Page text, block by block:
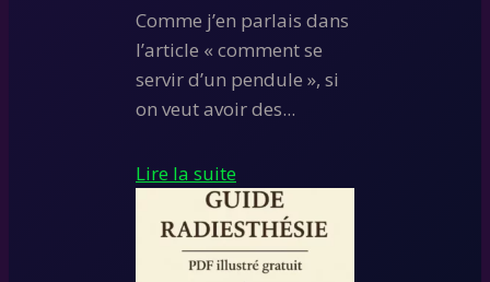
Comme j’en parlais dans
l’article « comment se
servir d’un pendule », si
on veut avoir des...
Lire la suite